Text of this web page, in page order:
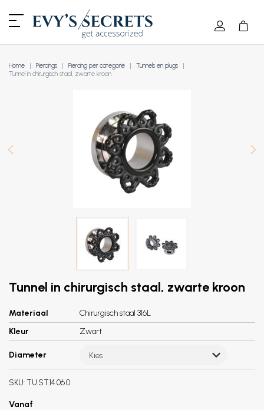
Home Piercings Piercing per categorie
Tunnels en plugs
Tunnel in chirurgisch staal, zwarte kroon
Tunnel in chirurgisch staal, zwarte kroon
Materiaal
Chirurgisch staal 316L
Kleur
Zwart
Diameter Kies
SKU: TU.ST.14.06.0
Vanaf